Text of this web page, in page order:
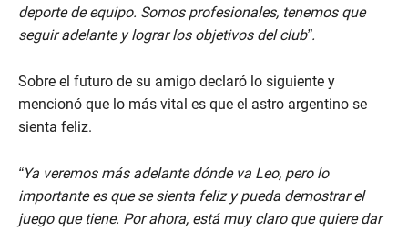
deporte de equipo. Somos profesionales, tenemos que
seguir adelante y lograr los objetivos del club”.
Sobre el futuro de su amigo declaró lo siguiente y
mencionó que lo más vital es que el astro argentino se
sienta feliz.
“Ya veremos más adelante dónde va Leo, pero lo
importante es que se sienta feliz y pueda demostrar el
juego que tiene. Por ahora, está muy claro que quiere dar